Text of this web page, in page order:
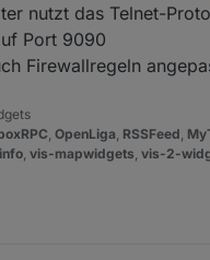
nutzt das Telnet-
Port 9090
Firewallregeln
OpenLiga RSSFeed
vis-mapwidgets vis-2-